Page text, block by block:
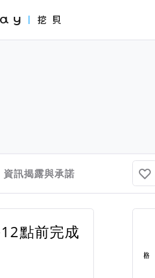
信賴的群眾集資 / 群眾募資平台
資訊揭露與承諾
點前完成